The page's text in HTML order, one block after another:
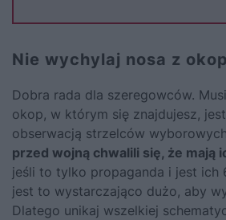
Nie wychylaj nosa z
Dobra rada dla szeregowców.
okop, w którym się znajdujesz,
obserwacją strzelców
przed wojną chwalili się, że mają
jeśli to tylko propaganda i jest ich
jest to wystarczająco dużo, aby
Dlatego unikaj wszelkiej